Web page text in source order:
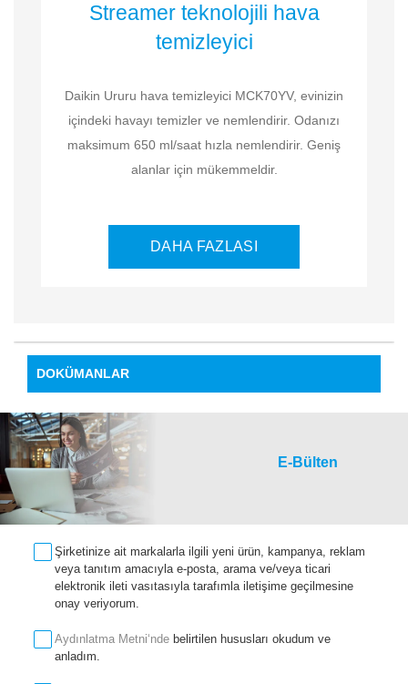
Streamer teknolojili hava
temizleyici
Daikin Ururu hava temizleyici MCK70YV, evinizin
içindeki havayı temizler ve nemlendirir. Odanızı
maksimum 650 ml/saat hızla nemlendirir. Geniş
alanlar için mükemmeldir.
DAHA FAZLASI
DOKÜMANLAR
E-Bülten
Şirketinize ait markalarla ilgili yeni ürün, kampanya, reklam
veya tanıtım amacıyla e-posta, arama ve/veya ticari
elektronik ileti vasıtasıyla tarafımla iletişime geçilmesine
onay veriyorum.
Aydınlatma Metni‘nde belirtilen hususları okudum ve
anladım.